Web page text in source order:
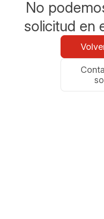
No
solicitud en